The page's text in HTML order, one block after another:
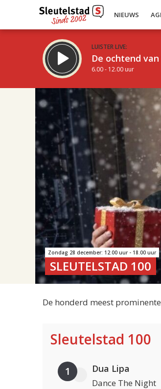
NIEUWS
LUISTER LIVE:
De ochtend
6.00 - 12.00 uur
12.00
Inklappen
Zondag 28 december: 12.00 uur - 18.00 uur
SLEUTELSTAD 100
De honderd meest
Sleutelstad 100
1 Dua Lipa
Dance The Night